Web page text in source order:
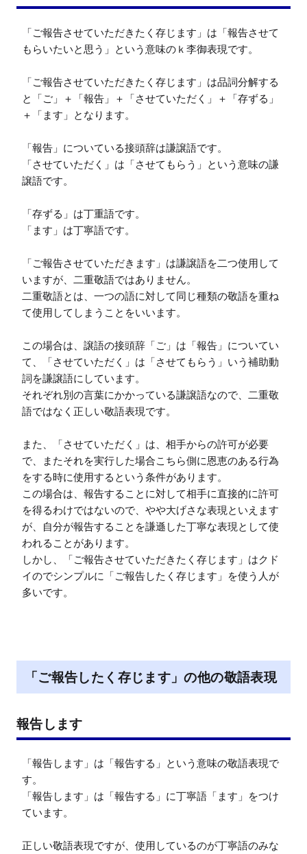
「ご報告させていただきたく存じます」は「報告させて
もらいたいと思う」という意味のｋ李御表現です。
「ご報告させていただきたく存じます」は品詞分解する
と「ご」＋「報告」＋「させていただく」＋「存ずる」
＋「ます」となります。
「報告」についている接頭辞は謙譲語です。
「させていただく」は「させてもらう」という意味の謙
譲語です。
「存ずる」は丁重語です。
「ます」は丁寧語です。
「ご報告させていただきます」は謙譲語を二つ使用して
いますが、二重敬語ではありません。
二重敬語とは、一つの語に対して同じ種類の敬語を重ね
て使用してしまうことをいいます。
この場合は、譲語の接頭辞「ご」は「報告」についてい
て、「させていただく」は「させてもらう」いう補助動
詞を謙譲語にしています。
それぞれ別の言葉にかかっている謙譲語なので、二重敬
語ではなく正しい敬語表現です。
また、「させていただく」は、相手からの許可が必要
で、またそれを実行した場合こちら側に恩恵のある行為
をする時に使用するという条件があります。
この場合は、報告することに対して相手に直接的に許可
を得るわけではないので、やや大げさな表現といえます
が、自分が報告することを謙遜した丁寧な表現として使
われることがあります。
しかし、「ご報告させていただきたく存じます」はクド
イのでシンプルに「ご報告したく存じます」を使う人が
多いです。
「ご報告したく存じます」の他の敬語表現
報告します
「報告します」は「報告する」という意味の敬語表現で
す。
「報告します」は「報告する」に丁寧語「ます」をつけ
ています。
正しい敬語表現ですが、使用しているのが丁寧語のみな